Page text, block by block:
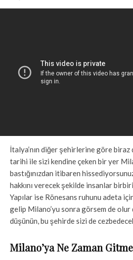
İtalya’nın diğer şehirlerine göre biraz
tarihi ile sizi kendine çeken bir yer
bastığınızdan itibaren
hakkını verecek şekilde insanlar
Yapılar ise Rönesans ruhunu adeta
gelip Milano’yu sonra görsem de olur
düşünün, bu şehirde sizi de
Milano’ya Ne Zaman